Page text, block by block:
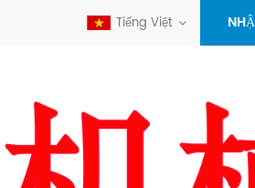
Tiếng Việt